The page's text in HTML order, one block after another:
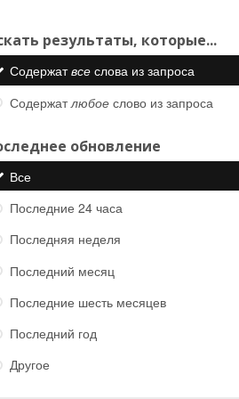
результаты, которые...
Содержатвсеслова из запроса
Содержатлюбоеслово из запроса
обновление
Все
Последние 24 часа
Последняя неделя
Последний месяц
Последние шесть месяцев
Последний год
Другое